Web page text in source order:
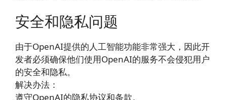
安全和隐私问题
由于OpenAI提供的人工智能功能非常强大，因此开
发者必须确保他们使用OpenAI的服务不会侵犯用户
的安全和隐私。
解决办法：
遵守OpenAI的隐私协议和条款。